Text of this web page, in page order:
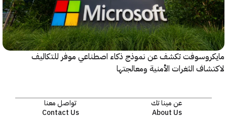
تكشف عن نموذج ذكاء اصطناعي موفر للتكاليف
الثغرات الأمنية ومعالجتها
عن مينا تك
About Us
تواصل معنا
Contact Us